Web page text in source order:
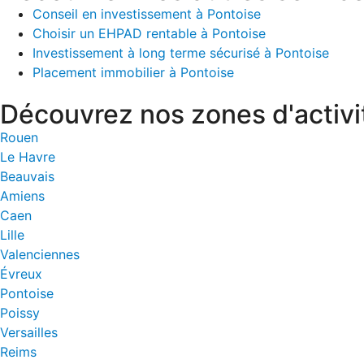
Conseil en investissement à Pontoise
Choisir un EHPAD rentable à Pontoise
Investissement à long terme sécurisé à Pontoise
Placement immobilier à Pontoise
Découvrez nos zones
Rouen
Le Havre
Beauvais
Amiens
Caen
Lille
Valenciennes
Évreux
Pontoise
Poissy
Versailles
Reims